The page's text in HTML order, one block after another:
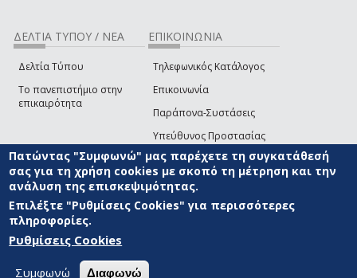
ΔΕΛΤΙΑ ΤΥΠΟΥ / ΝΕΑ
Δελτία Τύπου
Το πανεπιστήμιο στην
επικαιρότητα
ΕΠΙΚΟΙΝΩΝΙΑ
Τηλεφωνικός Κατάλογος
Επικοινωνία
Παράπονα-Συστάσεις
Υπεύθυνος Προστασίας
Δεδομένων
Δήλωση
Προσβασιμότητας
Επικοινωνία με την Ομάδα
Πατώντας "Συμφωνώ" μας παρέχετε τη συγκατάθεσή
σας για τη χρήση cookies με σκοπό τη μέτρηση και την
ανάλυση της επισκεψιμότητας.
Επιλέξτε "Ρυθμίσεις Cookies" για περισσότερες
πληροφορίες.
Ρυθμίσεις Cookies
Συμφωνώ Διαφωνώ